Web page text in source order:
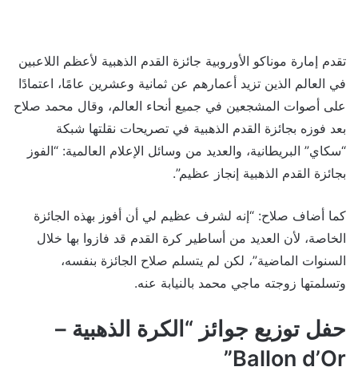
تقدم إمارة موناكو الأوروبية جائزة القدم الذهبية لأعظم اللاعبين
في العالم الذين تزيد أعمارهم عن ثمانية وعشرين عامًا، اعتمادًا
على أصوات المشجعين في جميع أنحاء العالم، وقال محمد صلاح
بعد فوزه بجائزة القدم الذهبية في تصريحات نقلتها شبكة
“سكاي” البريطانية، والعديد من وسائل الإعلام العالمية: “الفوز
بجائزة القدم الذهبية إنجاز عظيم”.
كما أضاف صلاح: “إنه لشرف عظيم لي أن أفوز بهذه الجائزة
الخاصة، لأن العديد من أساطير كرة القدم قد فازوا بها خلال
السنوات الماضية”، لكن لم يتسلم صلاح الجائزة بنفسه،
وتسلمتها زوجته ماجي محمد بالنيابة عنه.
حفل توزيع جوائز “الكرة الذهبية –
Ballon d’Or”